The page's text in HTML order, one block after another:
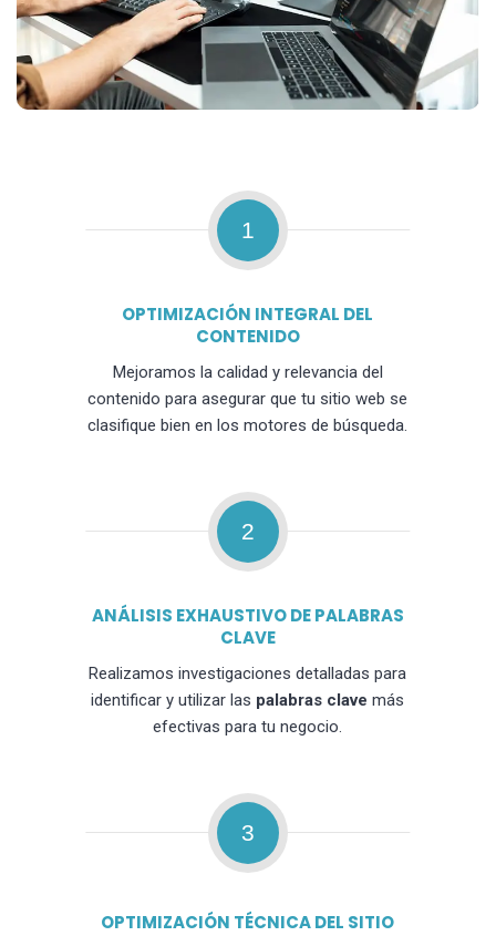
1
OPTIMIZACIÓN INTEGRAL DEL
CONTENIDO
Mejoramos la calidad y relevancia del
contenido para asegurar que tu sitio web se
clasifique bien en los motores de búsqueda.
2
ANÁLISIS EXHAUSTIVO DE PALABRAS
CLAVE
Realizamos investigaciones detalladas para
identificar y utilizar las palabras clave más
efectivas para tu negocio.
3
OPTIMIZACIÓN TÉCNICA DEL SITIO